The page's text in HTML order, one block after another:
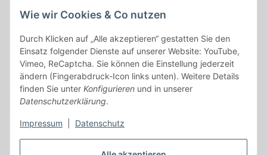
Wie wir Cookies & Co nutzen
Durch Klicken auf „Alle akzeptieren“ gestatten Sie den
Einsatz folgender Dienste auf unserer Website: YouTube,
Vimeo, ReCaptcha. Sie können die Einstellung jederzeit
ändern (Fingerabdruck-Icon links unten). Weitere Details
finden Sie unter Konfigurieren und in unserer
Datenschutzerklärung.
Impressum Datenschutz
Alle mit*markierten Felder sind Pflichtfelder.
E-Mail-Adresse
Passwort
Passwort vergessen
Neu hier?